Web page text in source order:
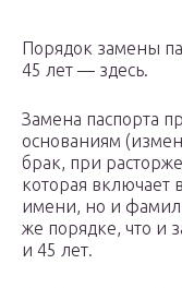
Порядок замены
45 лет — здесь.
Замена паспорта
основаниям
брак, при
которая включает
имени, но и
же порядке, что и
и 45 лет.